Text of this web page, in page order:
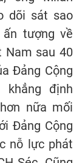
dõi sát sao
tượng về
Nam sau 40
Đảng Cộng
định
nữa mối
Đảng Cộng
nỗ lực phát